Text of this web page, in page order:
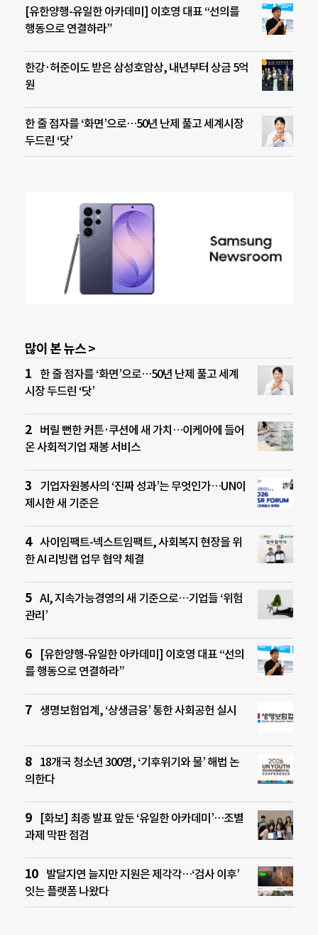
[유한양행-유일한 아카데미] 이호영 대표 “선의를
행동으로 연결하라”
한강·허준이도 받은 삼성호암상, 내년부터 상금 5억
원
한 줄 점자를 ‘화면’으로…50년 난제 풀고 세계시장
두드린 ‘닷’
많이 본 뉴스 >
한 줄 점자를 ‘화면’으로…50년 난제 풀고 세계
시장 두드린 ‘닷’
버릴 뻔한 커튼·쿠션에 새 가치…이케아에 들어
온 사회적기업 재봉 서비스
기업자원봉사의 ‘진짜 성과’는 무엇인가…UN이
제시한 새 기준은
사이임팩트-넥스트임팩트, 사회복지 현장을 위
한 AI 리빙랩 업무 협약 체결
AI, 지속가능경영의 새 기준으로…기업들 ‘위험
관리’
[유한양행-유일한 아카데미] 이호영 대표 “선의
를 행동으로 연결하라”
생명보험업계, ‘상생금융’ 통한 사회공헌 실시
18개국 청소년 300명, ‘기후위기와 물’ 해법 논
의한다
[화보] 최종 발표 앞둔 ‘유일한 아카데미’…조별
과제 막판 점검
발달지연 늘지만 지원은 제각각…‘검사 이후’
잇는 플랫폼 나왔다